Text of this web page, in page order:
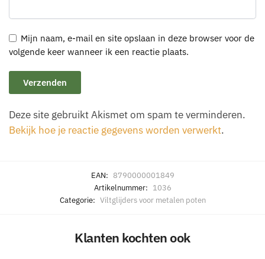
Mijn naam, e-mail en site opslaan in deze browser voor de
volgende keer wanneer ik een reactie plaats.
Deze site gebruikt Akismet om spam te verminderen.
Bekijk hoe je reactie gegevens worden verwerkt.
EAN: 8790000001849
Artikelnummer: 1036
Categorie: Viltglijders voor metalen poten
Klanten kochten ook